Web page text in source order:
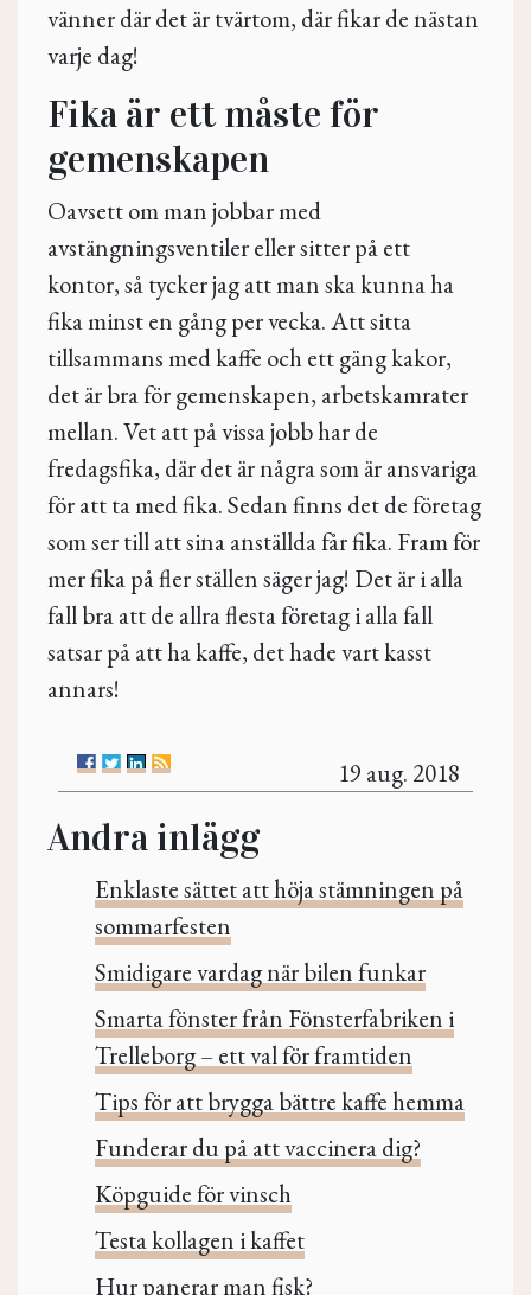
vänner där det är tvärtom, där fikar de nästan
varje dag!
Fika är ett måste för
gemenskapen
Oavsett om man jobbar med
avstängningsventiler eller sitter på ett
kontor, så tycker jag att man ska kunna ha
fika minst en gång per vecka. Att sitta
tillsammans med kaffe och ett gäng kakor,
det är bra för gemenskapen, arbetskamrater
mellan. Vet att på vissa jobb har de
fredagsfika, där det är några som är ansvariga
för att ta med fika. Sedan finns det de företag
som ser till att sina anställda får fika. Fram för
mer fika på fler ställen säger jag! Det är i alla
fall bra att de allra flesta företag i alla fall
satsar på att ha kaffe, det hade vart kasst
annars!
19 aug. 2018
Andra inlägg
Enklaste sättet att höja stämningen på
sommarfesten
Smidigare vardag när bilen funkar
Smarta fönster från Fönsterfabriken i
Trelleborg – ett val för framtiden
Tips för att brygga bättre kaffe hemma
Funderar du på att vaccinera dig?
Köpguide för vinsch
Testa kollagen i kaffet
Hur panerar man fisk?